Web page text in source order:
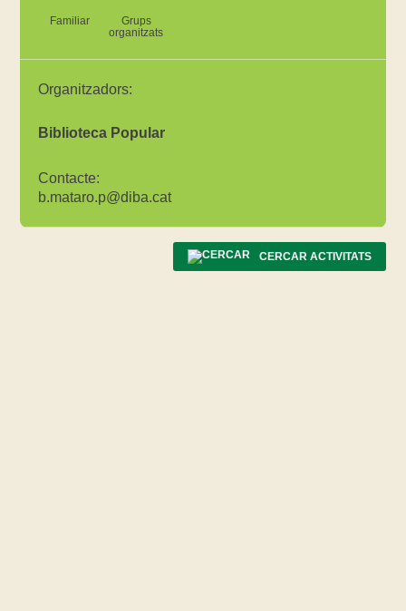
Familiar
Grups
organitzats
Organitzadors:
Biblioteca Popular
Contacte:
b.mataro.p@diba.cat
CERCAR ACTIVITATS